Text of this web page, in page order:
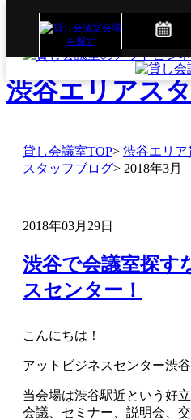
アットビジネ
渋谷エリアス
貸し会議室TOP> 渋谷エリア
スタッフブログ> 2018年3月
2018年03月29日
渋谷で会議室探す
スセンター！
こんにちは！
アットビジネスセンター渋谷
当会場は渋谷駅近という好
会議、セミナー、説明会、